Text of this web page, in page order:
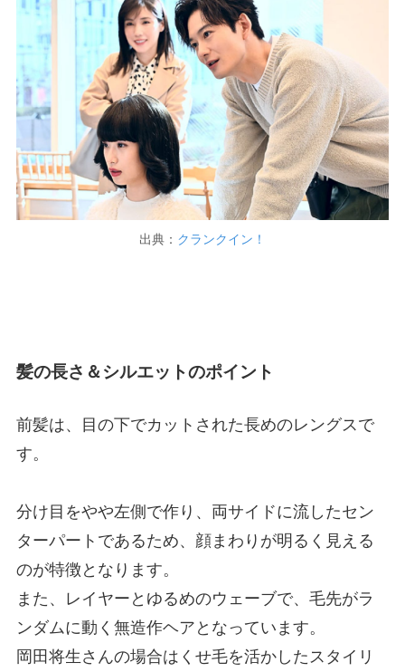
出典： クランクイン！
髪の長さ＆シルエットのポイント
前髪は、目の下でカットされた長めのレングスで
す。
分け目をやや左側で作り、両サイドに流したセン
ターパートであるため、顔まわりが明るく見える
のが特徴となります。
また、レイヤーとゆるめのウェーブで、毛先がラ
ンダムに動く無造作ヘアとなっています。
岡田将生さんの場合はくせ毛を活かしたスタイリ